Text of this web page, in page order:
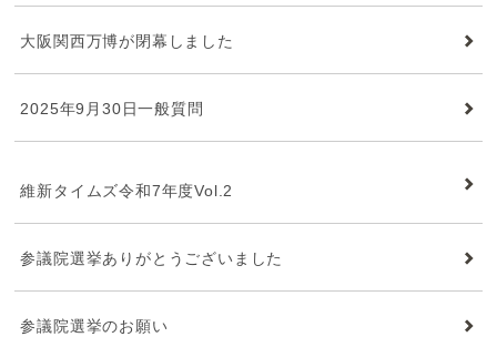
大阪関西万博が閉幕しました
2025年9月30日一般質問
維新タイムズ令和7年度Vol.2
参議院選挙ありがとうございました
参議院選挙のお願い